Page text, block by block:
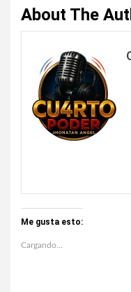
About The
Me gusta esto:
Cargando...